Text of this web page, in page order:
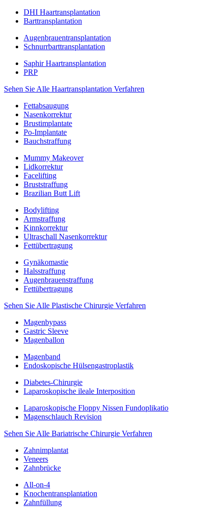
DHI Haartransplantation
Barttransplantation
Augenbrauentransplantation
Schnurrbarttransplantation
Saphir Haartransplantation
PRP
Sehen Sie Alle Haartransplantation Verfahren
Fettabsaugung
Nasenkorrektur
Brustimplantate
Po-Implantate
Bauchstraffung
Mummy Makeover
Lidkorrektur
Facelifting
Bruststraffung
Brazilian Butt Lift
Bodylifting
Armstraffung
Kinnkorrektur
Ultraschall Nasenkorrektur
Fettübertragung
Gynäkomastie
Halsstraffung
Augenbrauenstraffung
Fettübertragung
Sehen Sie Alle Plastische Chirurgie Verfahren
Magenbypass
Gastric Sleeve
Magenballon
Magenband
Endoskopische Hülsengastroplastik
Diabetes-Chirurgie
Laparoskopische ileale Interposition
Laparoskopische Floppy Nissen Fundoplikatio
Magenschlauch Revision
Sehen Sie Alle Bariatrische Chirurgie Verfahren
Zahnimplantat
Veneers
Zahnbrücke
All-on-4
Knochentransplantation
Zahnfüllung